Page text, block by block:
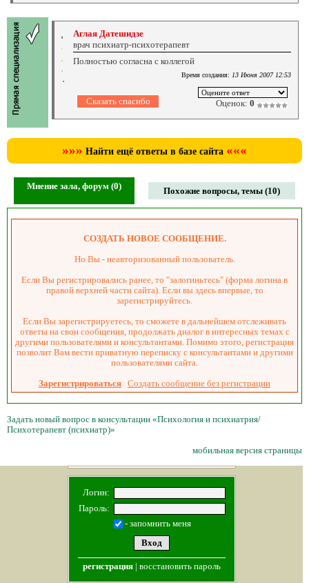
Аглая Датешидзе
врач психиатр-психотерапевт
Полностью согласна с коллегой
Время создания: 13 Июня 2007 12:53
Оценок: 0
»»» Найти ещё ответы в базе сайта «««
Мнение зала, форум (0) Похожие вопросы, темы (10)
СОЗДАТЬ НОВОЕ СООБЩЕНИЕ.
Но Вы - неавторизованный пользователь.
Если Вы регистрировались ранее, то "залогиньтесь" (форма логина в
правой верхней части сайта). Если вы здесь впервые, то
зарегистрируйтесь.
Если Вы зарегистрируетесь, то сможете в дальнейшем отслеживать
ответы на свои сообщения, продолжать диалог в интересных темах с
другими пользователями и консультантами. Помимо этого, регистрация
позволит Вам вести приватную переписку с консультантами и другими
пользователями сайта.
Зарегистрироваться Создать сообщение без регистрации
Задать новый вопрос в консультации «Психология и психиатрия/
Психотерапевт (психиатр)»
мобильная версия страницы
Логин:
Пароль:
- запомнить меня
регистрация| восстановить пароль